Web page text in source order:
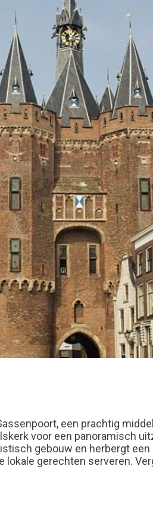
een prachtig
voor een panoramisch
gebouw en herbergt
gerechten serveren.